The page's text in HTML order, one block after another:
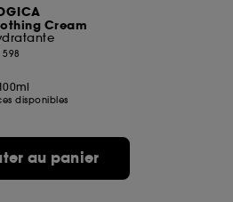
Cream
598
disponibles
au panier
:il s’agit de cookies
et/ou la fourniture de
du site, tel que les
qui sont utilisés afin de
prochaine visite sur le site
votre identifiant et mot de